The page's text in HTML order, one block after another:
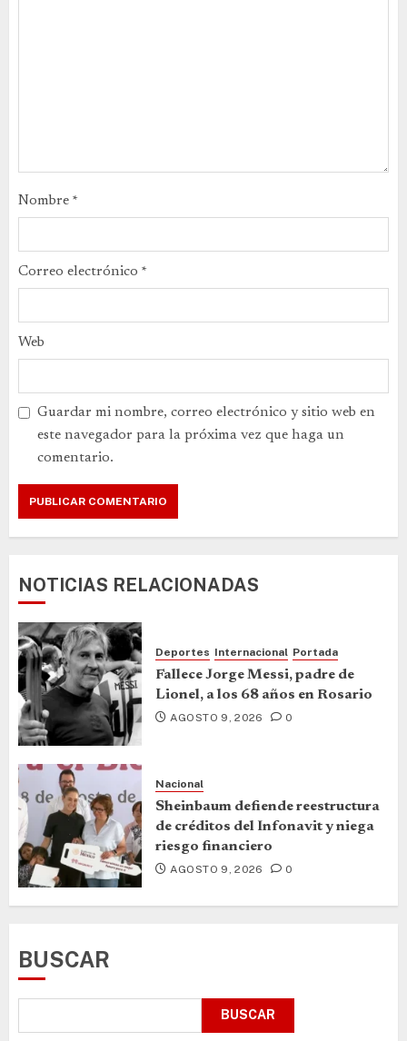
Nombre *
Correo electrónico *
Web
Guardar mi nombre, correo electrónico y sitio web en
este navegador para la próxima vez que haga un
comentario.
NOTICIAS RELACIONADAS
Deportes Internacional Portada
Fallece Jorge Messi, padre de
Lionel, a los 68 años en Rosario
AGOSTO 9, 2026 0
Nacional
Sheinbaum defiende reestructura
de créditos del Infonavit y niega
riesgo financiero
AGOSTO 9, 2026 0
BUSCAR
BUSCAR